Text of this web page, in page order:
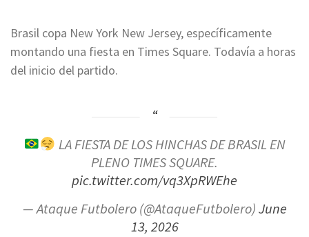
Brasil copa New York New Jersey, específicamente
montando una fiesta en Times Square. Todavía a horas
del inicio del partido.
LA FIESTA DE LOS HINCHAS DE BRASIL EN
PLENO TIMES SQUARE.
pic.twitter.com/vq3XpRWEhe
— Ataque Futbolero (@AtaqueFutbolero)June
13, 2026